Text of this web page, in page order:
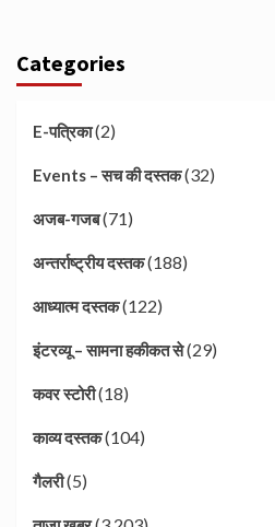
Categories
E-पत्रिका(2)
Events – सच की दस्तक(32)
अजब-गजब(71)
अन्तर्राष्ट्रीय दस्तक(188)
आध्यात्म दस्तक(122)
इंटरव्यू – सामना हकीकत से(29)
कवर स्टोरी(18)
काव्य दस्तक(104)
गैलरी(5)